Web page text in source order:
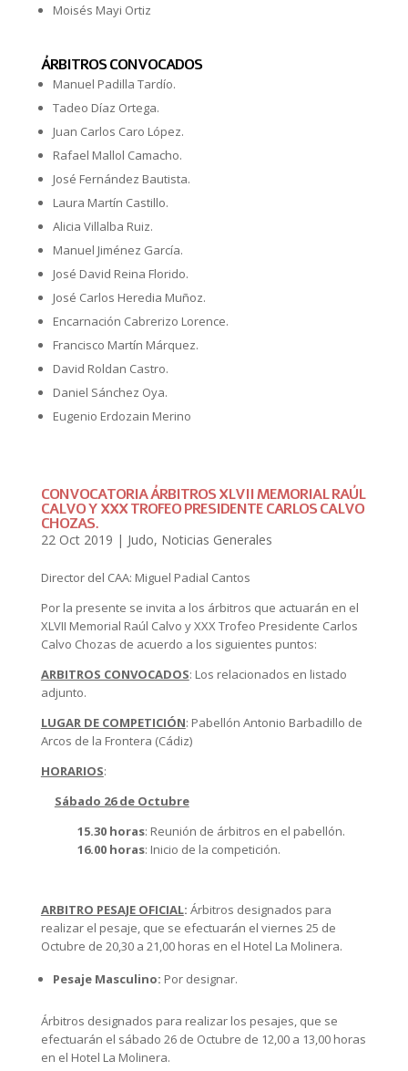
Moisés Mayi Ortiz
ÁRBITROS CONVOCADOS
Manuel Padilla Tardío.
Tadeo Díaz Ortega.
Juan Carlos Caro López.
Rafael Mallol Camacho.
José Fernández Bautista.
Laura Martín Castillo.
Alicia Villalba Ruiz.
Manuel Jiménez García.
José David Reina Florido.
José Carlos Heredia Muñoz.
Encarnación Cabrerizo Lorence.
Francisco Martín Márquez.
David Roldan Castro.
Daniel Sánchez Oya.
Eugenio Erdozain Merino
CONVOCATORIA ÁRBITROS XLVII MEMORIAL RAÚL
CALVO Y XXX TROFEO PRESIDENTE CARLOS CALVO
CHOZAS.
22 Oct 2019 | Judo, Noticias Generales
Director del CAA: Miguel Padial Cantos
Por la presente se invita a los árbitros que actuarán en el
XLVII Memorial Raúl Calvo y XXX Trofeo Presidente Carlos
Calvo Chozas de acuerdo a los siguientes puntos:
ARBITROS CONVOCADOS: Los relacionados en listado
adjunto.
LUGAR DE COMPETICIÓN: Pabellón Antonio Barbadillo de
Arcos de la Frontera (Cádiz)
HORARIOS:
Sábado 26 de Octubre
15.30 horas: Reunión de árbitros en el pabellón.
16.00 horas: Inicio de la competición.
ARBITRO PESAJE OFICIAL: Árbitros designados para
realizar el pesaje, que se efectuarán el viernes 25 de
Octubre de 20,30 a 21,00 horas en el Hotel La Molinera.
Pesaje Masculino: Por designar.
Árbitros designados para realizar los pesajes, que se
efectuarán el sábado 26 de Octubre de 12,00 a 13,00 horas
en el Hotel La Molinera.